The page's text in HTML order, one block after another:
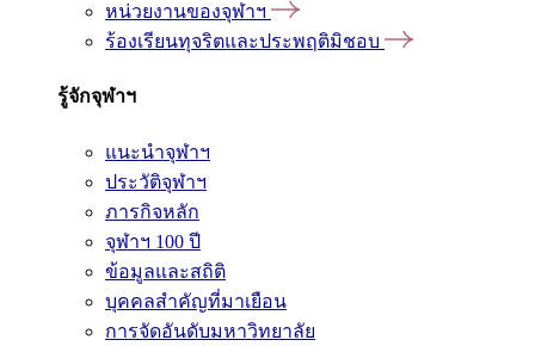
หน่วยงานของจุฬาฯ
ร้องเรียนทุจริตและประพฤติมิชอบ
รู้จักจุฬาฯ
แนะนำจุฬาฯ
ประวัติจุฬาฯ
ภารกิจหลัก
จุฬาฯ 100 ปี
ข้อมูลและสถิติ
บุคคลสำคัญที่มาเยือน
การจัดอันดับมหาวิทยาลัย